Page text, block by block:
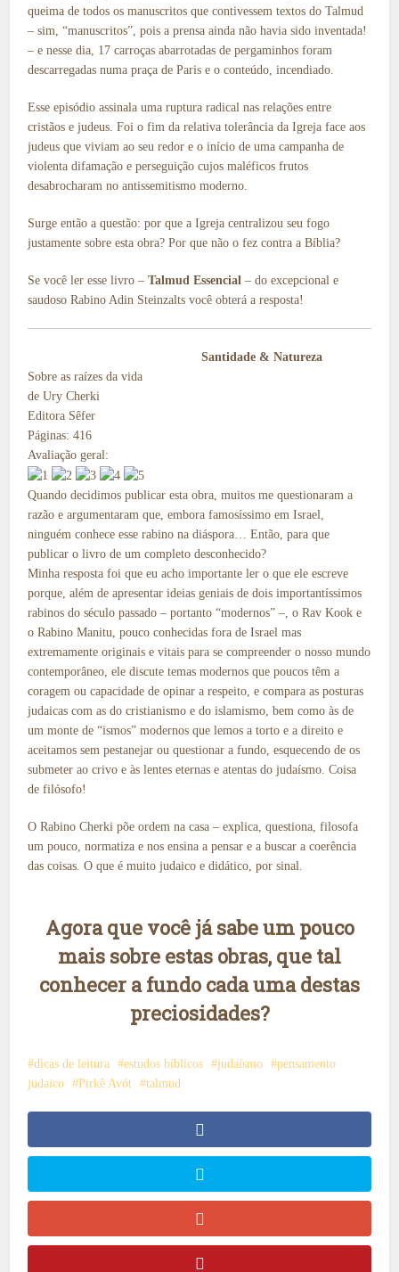
queima de todos os manuscritos que contivessem textos do Talmud
– sim, “manuscritos”, pois a prensa ainda não havia sido inventada!
– e nesse dia, 17 carroças abarrotadas de pergaminhos foram
descarregadas numa praça de Paris e o conteúdo, incendiado.
Esse episódio assinala uma ruptura radical nas relações entre
cristãos e judeus. Foi o fim da relativa tolerância da Igreja face aos
judeus que viviam ao seu redor e o início de uma campanha de
violenta difamação e perseguição cujos maléficos frutos
desabrocharam no antissemitismo moderno.
Surge então a questão: por que a Igreja centralizou seu fogo
justamente sobre esta obra? Por que não o fez contra a Bíblia?
Se você ler esse livro –Talmud Essencial – do excepcional e
saudoso Rabino Adin Steinzalts você obterá a resposta!
Santidade & Natureza
Sobre as raízes da vida
de Ury Cherki
Editora Sêfer
Páginas: 416
Avaliação geral:
Quando decidimos publicar esta obra, muitos me questionaram a
razão e argumentaram que, embora famosíssimo em Israel,
ninguém conhece esse rabino na diáspora… Então, para que
publicar o livro de um completo desconhecido?
Minha resposta foi que eu acho importante ler o que ele escreve
porque, além de apresentar ideias geniais de dois importantíssimos
rabinos do século passado – portanto “modernos” –, o Rav Kook e
o Rabino Manitu, pouco conhecidas fora de Israel mas
extremamente originais e vitais para se compreender o nosso mundo
contemporâneo, ele discute temas modernos que poucos têm a
coragem ou capacidade de opinar a respeito, e compara as posturas
judaicas com as do cristianismo e do islamismo, bem como às de
um monte de “ismos” modernos que lemos a torto e a direito e
aceitamos sem pestanejar ou questionar a fundo, esquecendo de os
submeter ao crivo e às lentes eternas e atentas do judaísmo. Coisa
de filósofo!
O Rabino Cherki põe ordem na casa – explica, questiona, filosofa
um pouco, normatiza e nos ensina a pensar e a buscar a coerência
das coisas. O que é muito judaico e didático, por sinal.
Agora que você já sabe um pouco
mais sobre estas obras, que tal
conhecer a fundo cada uma destas
preciosidades?
dicas de leitura estudos bíblicos judaísmo
pensamento
judaico
Pirkê Avót talmud